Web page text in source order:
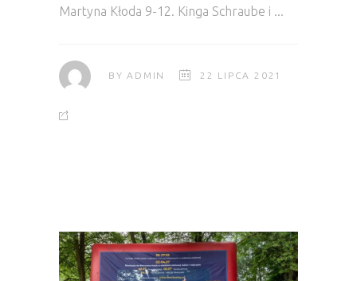
Martyna Kłoda 9-12. Kinga Schraube i
BYADMIN 22 LIPCA 2021